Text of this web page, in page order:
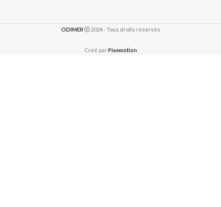
ODIMER 2024 - Tous droits réservés
Créé parPixemotion